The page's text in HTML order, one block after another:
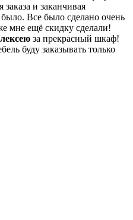
и заканчивая
Все было сделано очень
мне ещё скидку сделали!
за прекрасный шкаф!
буду заказывать только